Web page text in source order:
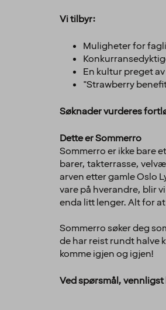
Vi tilbyr:
Muligheter for
En kultur preget
"Strawberry
Søknader vurderes
Dette er Sommerro
Sommerro er ikke bare
barer, takterrasse,
arven etter gamle Oslo
vare på hverandre, blir
enda litt lenger. Alt for
Sommerro søker deg
de har reist rundt halve
komme igjen og igjen!
Ved spørsmål,